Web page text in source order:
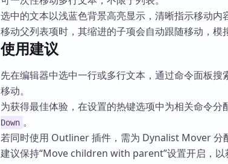
选中的文本以浅蓝色背景高亮显示，清晰指示移动内
移动父列表项时，其缩进的子项会自动跟随移动，模
使用建议
先在编辑器中选中一行或多行文本，通过命令面板
移动。
为获得最佳体验，在设置的热键选项中为相关命令分
Down 。
若同时使用 Outliner 插件，需为 Dynalist Mover 分
建议保持“Move children with parent”设置开启，以